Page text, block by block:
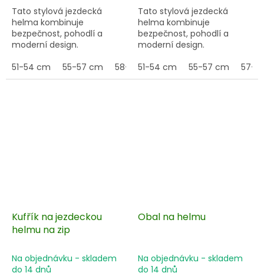
Tato stylová jezdecká
helma kombinuje
bezpečnost, pohodlí a
moderní design.
51-54 cm
55-57 cm 58-61 cm 58-60 cm 52-54 cm
Tato stylová jezdecká
helma kombinuje
bezpečnost, pohodlí a
moderní design.
51-54 cm
55-57 cm 57-
Kufřík na jezdeckou
helmu na zip
Na objednávku - skladem
do 14 dnů
Obal na helmu
Na objednávku - skladem
do 14 dnů